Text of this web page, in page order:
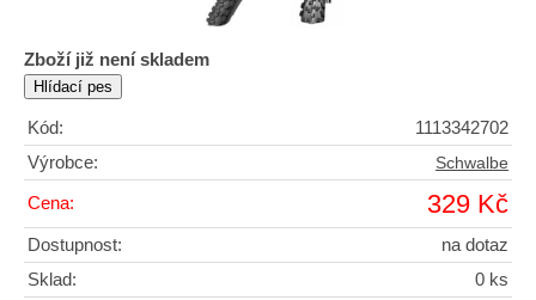
Zboží již není skladem
Kód:
1113342702
Výrobce:
Schwalbe
Cena: 329 Kč
Dostupnost:
na dotaz
Sklad:
0 ks